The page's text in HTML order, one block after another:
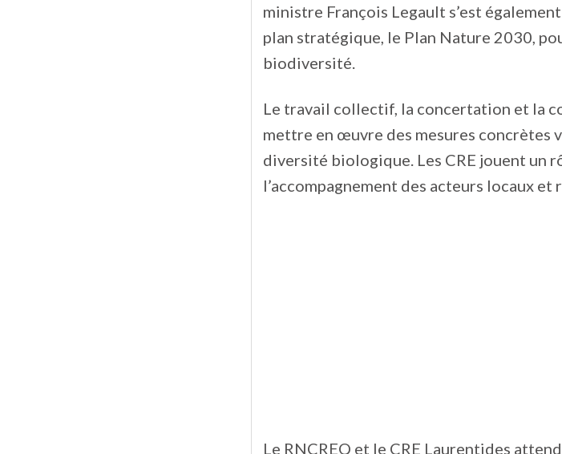
ministre François Legault s’est
plan stratégique, le Plan Nature 2030,
biodiversité.
Le travail collectif, la concertation et la
mettre en œuvre des mesures concrètes
diversité biologique. Les CRE jouent un
l’accompagnement des acteurs locaux
Le RNCREQ et le CRE Laurentides